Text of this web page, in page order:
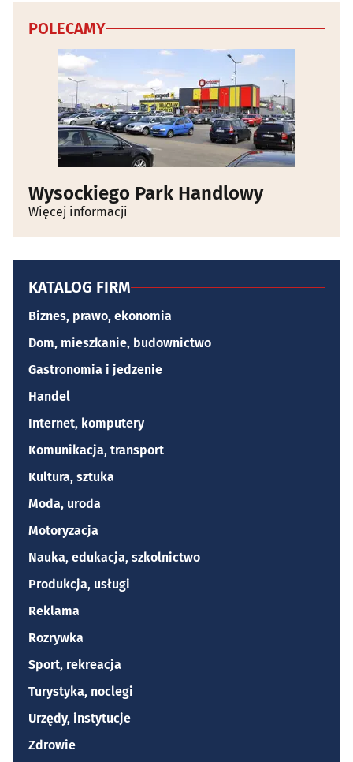
POLECAMY
Wysockiego Park Handlowy
Więcej informacji
KATALOG FIRM
Biznes, prawo, ekonomia
Dom, mieszkanie, budownictwo
Gastronomia i jedzenie
Handel
Internet, komputery
Komunikacja, transport
Kultura, sztuka
Moda, uroda
Motoryzacja
Nauka, edukacja, szkolnictwo
Produkcja, usługi
Reklama
Rozrywka
Sport, rekreacja
Turystyka, noclegi
Urzędy, instytucje
Zdrowie